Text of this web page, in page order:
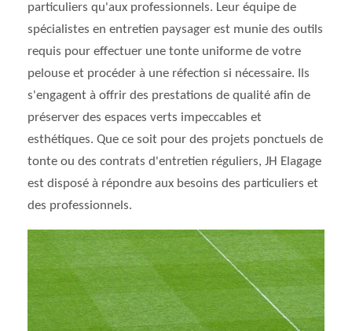
particuliers qu'aux professionnels. Leur équipe de
spécialistes en entretien paysager est munie des outils
requis pour effectuer une tonte uniforme de votre
pelouse et procéder à une réfection si nécessaire. Ils
s'engagent à offrir des prestations de qualité afin de
préserver des espaces verts impeccables et
esthétiques. Que ce soit pour des projets ponctuels de
tonte ou des contrats d'entretien réguliers, JH Elagage
est disposé à répondre aux besoins des particuliers et
des professionnels.